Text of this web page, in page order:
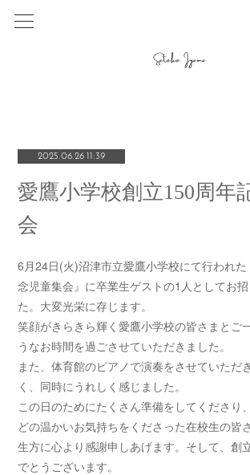
2025.06.26 11:39
愛鷹小学校創立150周年
会
6月24日(火)沼津市立愛鷹小学校にて行われ
念児童集会』に卒業生ゲストの1人としてお
た。大変光栄に存じます。
笑顔がきらきら輝く愛鷹小学校の皆さまとご
うなお時間を過ごさせていただきました。
また、体育館のピアノで演奏をさせていただ
く、同時にうれしく感じました。
この日のためにたくさん準備をしてくださり
どの温かいお気持ちをくださった在校生の皆
生方に心より感謝申しあげます。そして、創
でとうございます。